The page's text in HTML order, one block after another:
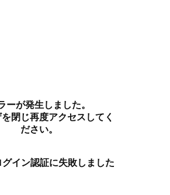
ーが発生しました。
閉じ再度アクセスしてく
ださい。
イン認証に失敗しました